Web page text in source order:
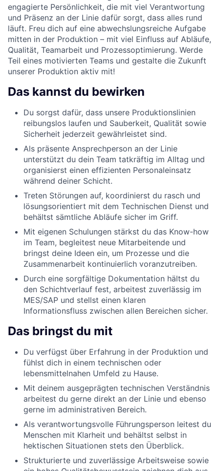
engagierte Persönlichkeit, die mit viel Verantwortung
und Präsenz an der Linie dafür sorgt, dass alles rund
läuft. Freu dich auf eine abwechslungsreiche Aufgabe
mitten in der Produktion – mit viel Einfluss auf Abläufe,
Qualität, Teamarbeit und Prozessoptimierung. Werde
Teil eines motivierten Teams und gestalte die Zukunft
unserer Produktion aktiv mit!
Das kannst du bewirken
Du sorgst dafür, dass unsere Produktionslinien
reibungslos laufen und Sauberkeit, Qualität sowie
Sicherheit jederzeit gewährleistet sind.
Als präsente Ansprechperson an der Linie
unterstützt du dein Team tatkräftig im Alltag und
organisierst einen effizienten Personaleinsatz
während deiner Schicht.
Treten Störungen auf, koordinierst du rasch und
lösungsorientiert mit dem Technischen Dienst und
behältst sämtliche Abläufe sicher im Griff.
Mit eigenen Schulungen stärkst du das Know-how
im Team, begleitest neue Mitarbeitende und
bringst deine Ideen ein, um Prozesse und die
Zusammenarbeit kontinuierlich voranzutreiben.
Durch eine sorgfältige Dokumentation hältst du
den Schichtverlauf fest, arbeitest zuverlässig im
MES/SAP und stellst einen klaren
Informationsfluss zwischen allen Bereichen sicher.
Das bringst du mit
Du verfügst über Erfahrung in der Produktion und
fühlst dich in einem technischen oder
lebensmittelnahen Umfeld zu Hause.
Mit deinem ausgeprägten technischen Verständnis
arbeitest du gerne direkt an der Linie und ebenso
gerne im administrativen Bereich.
Als verantwortungsvolle Führungsperson leitest du
Menschen mit Klarheit und behältst selbst in
hektischen Situationen stets den Überblick.
Strukturierte und zuverlässige Arbeitsweise sowie